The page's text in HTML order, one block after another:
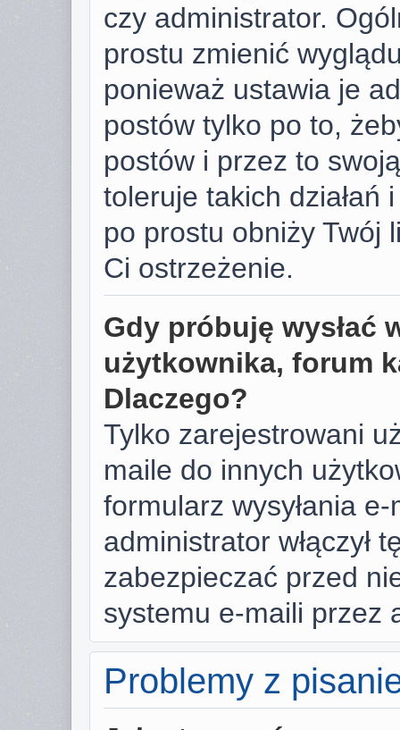
czy administrator.
prostu zmienić
ponieważ ustawia je
postów tylko po to,
postów i przez to
toleruje takich działań
po prostu obniży Twój
Ci ostrzeżenie.
Gdy próbuję wysłać
użytkownika, forum
Dlaczego?
Tylko zarejestrowani
maile do innych
formularz wysyłania
administrator włączył
zabezpieczać przed
systemu e-maili przez
Problemy z